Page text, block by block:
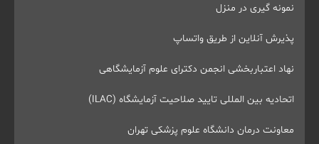
نمونه گیری در منزل
پذیرش آنلاین از طریق واتساپ
نهاد اعتباربخشی انجمن دکترای علوم آزمایشگاهی
اتحادیه بین المللی تایید صلاحیت آزمایشگاه (ILAC)
معاونت درمان دانشگاه علوم پزشکی تهران